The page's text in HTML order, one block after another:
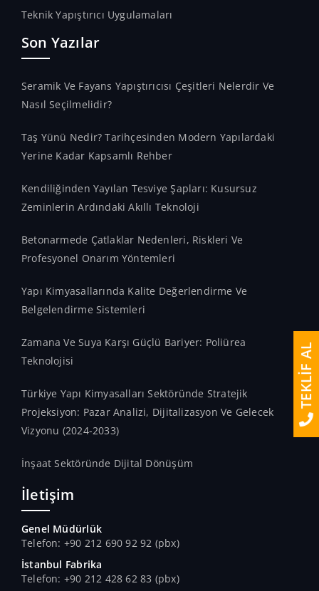
Teknik Yapıştırıcı Uygulamaları
Son Yazılar
Seramik Ve Fayans Yapıştırıcısı Çeşitleri Nelerdir Ve
Nasıl Seçilmelidir?
Taş Yünü Nedir? Tarihçesinden Modern Yapılardaki
Yerine Kadar Kapsamlı Rehber
Kendiliğinden Yayılan Tesviye Şapları: Kusursuz
Zeminlerin Ardındaki Akıllı Teknoloji
Betonarmede Çatlaklar Nedenleri, Riskleri Ve
Profesyonel Onarım Yöntemleri
Yapı Kimyasallarında Kalite Değerlendirme Ve
Belgelendirme Sistemleri
Zamana Ve Suya Karşı Güçlü Bariyer: Poliürea
Teknolojisi
Türkiye Yapı Kimyasalları Sektöründe Stratejik
Projeksiyon: Pazar Analizi, Dijitalizasyon Ve Gelecek
Vizyonu (2024-2033)
İnşaat Sektöründe Dijital Dönüşüm
İletişim
Genel Müdürlük
Telefon: +90 212 690 92 92 (pbx)
İstanbul Fabrika
Telefon: +90 212 428 62 83 (pbx)
TEKLİF AL